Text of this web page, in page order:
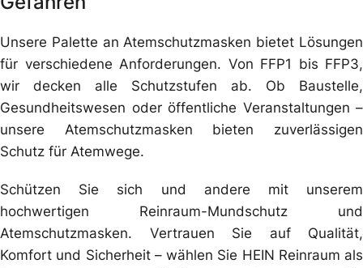
Unsere Palette an Atemschutzmasken bietet Lösungen
für verschiedene Anforderungen. Von FFP1 bis FFP3,
wir decken alle Schutzstufen ab. Ob Baustelle,
Gesundheitswesen oder öffentliche Veranstaltungen –
unsere Atemschutzmasken bieten zuverlässigen
Schutz für Atemwege.
Schützen Sie sich und andere mit unserem
hochwertigen Reinraum-Mundschutz und
Atemschutzmasken. Vertrauen Sie auf Qualität,
Komfort und Sicherheit – wählen Sie HEIN Reinraum als